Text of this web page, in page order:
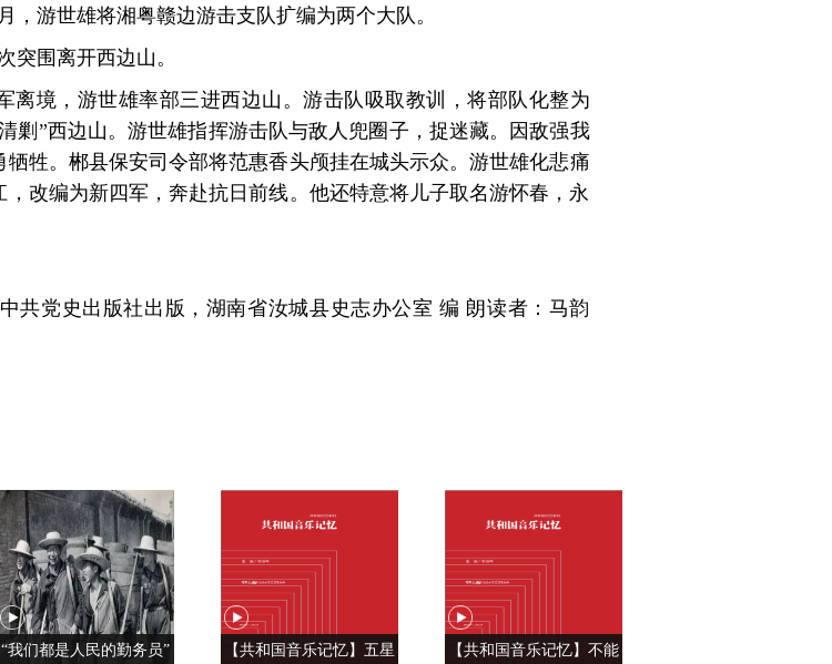
游世雄将湘粤赣边游击支队扩编为两个大队。
突围离开西边山。
离境，游世雄率部三进西边山。游击队吸取教训，将部队化整为
剿”西边山。游世雄指挥游击队与敌人兜圈子，捉迷藏。因敌强我
牲。郴县保安司令部将范惠香头颅挂在城头示众。游世雄化悲痛
改编为新四军，奔赴抗日前线。他还特意将儿子取名游怀春，永
共党史出版社出版，湖南省汝城县史志办公室 编 朗读者：马韵
“我们都是人民的勤务员”
【共和国音乐记忆】五星
【共和国音乐记忆】不能